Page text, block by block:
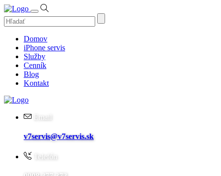
Domov
iPhone servis
Služby
Cenník
Blog
Kontakt
Email
v7servis@v7servis.sk
Telefón